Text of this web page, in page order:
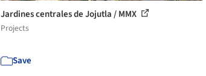
Jardines centrales de Jojutla / MMX
Projects
Save